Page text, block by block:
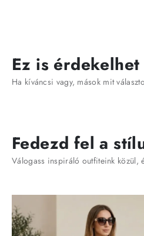
Ez is érdekelhet
Ha kíváncsi vagy, mások mit
Fedezd fel a
Válogass inspiráló outfiteink közül,